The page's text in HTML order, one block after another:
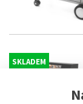
SKLADEM